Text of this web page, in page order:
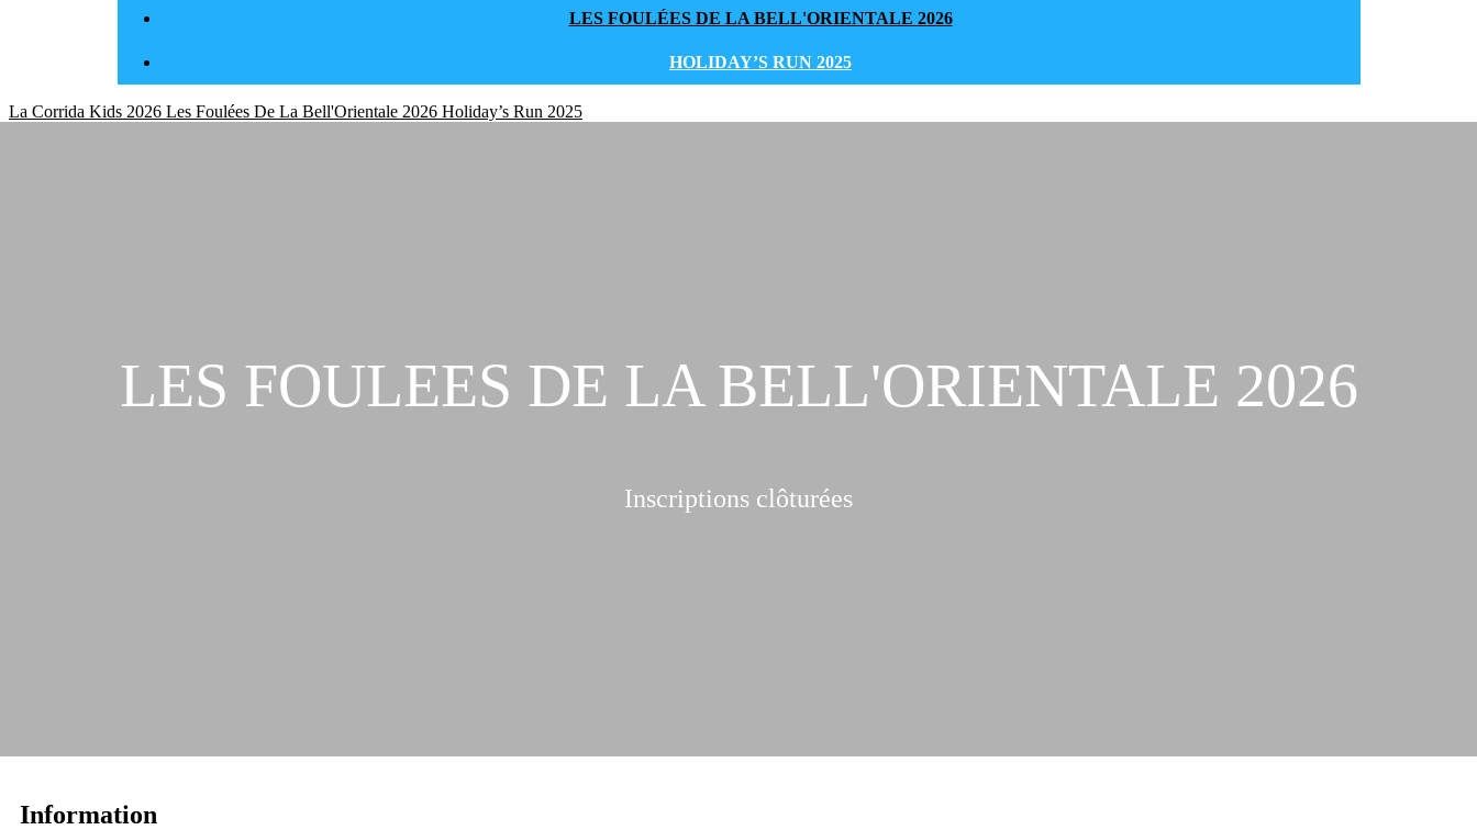
LES FOULÉES DE LA BELL'ORIENTALE 2026
HOLIDAY’S RUN 2025
La Corrida Kids 2026 Les Foulées De La Bell'Orientale 2026 Holiday’s Run 2025
LES FOULEES DE LA BELL'ORIENTALE 2026
Inscriptions clôturées
Information